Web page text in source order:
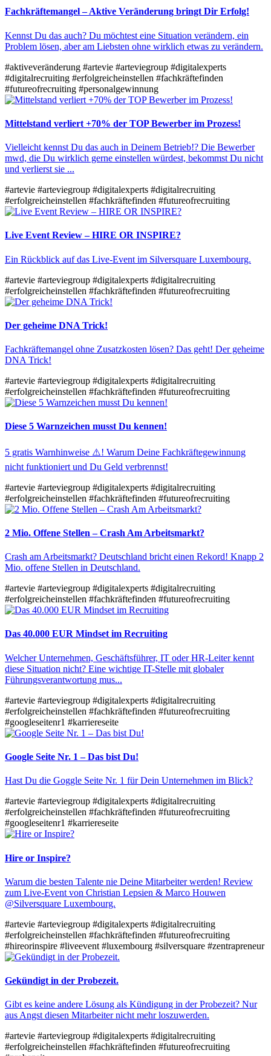
Fachkräftemangel – Aktive Veränderung bringt Dir Erfolg!
Kennst Du das auch? Du möchtest eine Situation verändern, ein
Problem lösen, aber am Liebsten ohne wirklich etwas zu verändern.
#aktiveveränderung #artevie #arteviegroup #digitalexperts
#digitalrecruiting #erfolgreicheinstellen #fachkräftefinden
#futureofrecruiting #personalgewinnung
Mittelstand verliert +70% der TOP Bewerber im Prozess!
Vielleicht kennst Du das auch in Deinem Betrieb!? Die Bewerber
mwd, die Du wirklich gerne einstellen würdest, bekommst Du nicht
und verlierst sie ...
#artevie #arteviegroup #digitalexperts #digitalrecruiting
#erfolgreicheinstellen #fachkräftefinden #futureofrecruiting
Live Event Review – HIRE OR INSPIRE?
Ein Rückblick auf das Live-Event im Silversquare Luxembourg.
#artevie #arteviegroup #digitalexperts #digitalrecruiting
#erfolgreicheinstellen #fachkräftefinden #futureofrecruiting
Der geheime DNA Trick!
Fachkräftemangel ohne Zusatzkosten lösen? Das geht! Der geheime
DNA Trick!
#artevie #arteviegroup #digitalexperts #digitalrecruiting
#erfolgreicheinstellen #fachkräftefinden #futureofrecruiting
Diese 5 Warnzeichen musst Du kennen!
5 gratis Warnhinweise ⚠️! Warum Deine Fachkräftegewinnung
nicht funktioniert und Du Geld verbrennst!
#artevie #arteviegroup #digitalexperts #digitalrecruiting
#erfolgreicheinstellen #fachkräftefinden #futureofrecruiting
2 Mio. Offene Stellen – Crash Am Arbeitsmarkt?
Crash am Arbeitsmarkt? Deutschland bricht einen Rekord! Knapp 2
Mio. offene Stellen in Deutschland.
#artevie #arteviegroup #digitalexperts #digitalrecruiting
#erfolgreicheinstellen #fachkräftefinden #futureofrecruiting
Das 40.000 EUR Mindset im Recruiting
Welcher Unternehmen, Geschäftsführer, IT oder HR-Leiter kennt
diese Situation nicht? Eine wichtige IT-Stelle mit globaler
Führungsverantwortung mus...
#artevie #arteviegroup #digitalexperts #digitalrecruiting
#erfolgreicheinstellen #fachkräftefinden #futureofrecruiting
#googleseitenr1 #karriereseite
Google Seite Nr. 1 – Das bist Du!
Hast Du die Goggle Seite Nr. 1 für Dein Unternehmen im Blick?
#artevie #arteviegroup #digitalexperts #digitalrecruiting
#erfolgreicheinstellen #fachkräftefinden #futureofrecruiting
#googleseitenr1 #karriereseite
Hire or Inspire?
Warum die besten Talente nie Deine Mitarbeiter werden! Review
zum Live-Event von Christian Lepsien & Marco Houwen
@Silversquare Luxembourg.
#artevie #arteviegroup #digitalexperts #digitalrecruiting
#erfolgreicheinstellen #fachkräftefinden #futureofrecruiting
#hireorinspire #liveevent #luxembourg #silversquare #zentrapreneur
Gekündigt in der Probezeit.
Gibt es keine andere Lösung als Kündigung in der Probezeit? Nur
aus Angst diesen Mitarbeiter nicht mehr loszuwerden.
#artevie #arteviegroup #digitalexperts #digitalrecruiting
#erfolgreicheinstellen #fachkräftefinden #futureofrecruiting